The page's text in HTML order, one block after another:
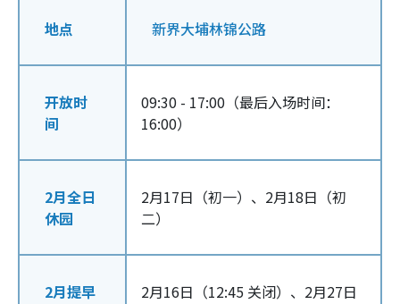
地点 新界大埔林锦公路
开放时
间
09:30 - 17:00（最后入场时间：
16:00）
2月全日
休园
2月17日（初一）、2月18日（初
二）
2月提早
2月16日（12:45 关闭）、2月27日